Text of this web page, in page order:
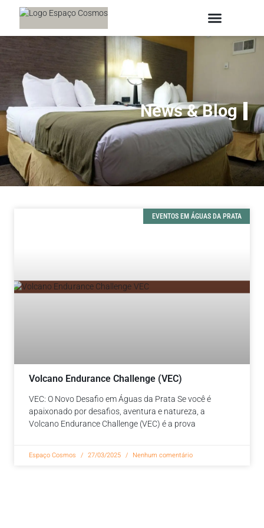
News & Blog
EVENTOS EM ÁGUAS DA PRATA
Volcano Endurance Challenge (VEC)
VEC: O Novo Desafio em Águas da Prata Se você é
apaixonado por desafios, aventura e natureza, a
Volcano Endurance Challenge (VEC) é a prova
Espaço Cosmos 27/03/2025 Nenhum comentário